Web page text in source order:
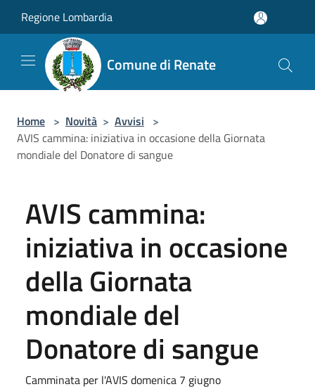
Regione Lombardia
Comune di Renate
Home > Novità > Avvisi >
AVIS cammina: iniziativa in occasione della Giornata
mondiale del Donatore di sangue
AVIS cammina:
iniziativa in occasione
della Giornata
mondiale del
Donatore di sangue
Camminata per l'AVIS domenica 7 giugno